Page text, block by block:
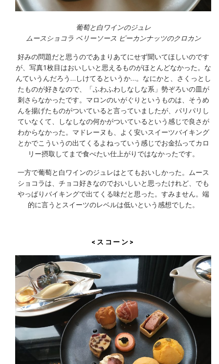
葡萄と白ワインのジュレ
ムースショコラ ベリーソース ピーカンナッツのクロカン
好みの問題だと思うのであまりあてにせず聞いてほしいのです
が、写真1枚目はおいしいと思えるものがほとんどなかった。な
んていうんだろう…しけてるというか…。なにかと、さくっとし
たものが好きなので、「ふわふわしなしな系」勢ぞろいの皿が
刺さらなかったです。マロンのいがぐりというものは、そうめ
んを揚げたものがついていると言っていましたが、パリパリし
ていなくて、しなしなの何かがついているという感じで良さが
わからなかった。マドレーヌも、よく安いスイーツバイキング
とかでこういうの出てくるよねっていう感じでお金払ってカロ
リー摂取してまで食べたい仕上がりではなかったです。
一方で葡萄と白ワインのジュレはとてもおいしかった。ムース
ショコラは、チョコ好きなのでおいしいと思ったけれど、でも
やっぱりバイキングで出てくる味だと思った。すみません。端
的に言うとスイーツのレベルは低いという感想でした。
<スコーン>